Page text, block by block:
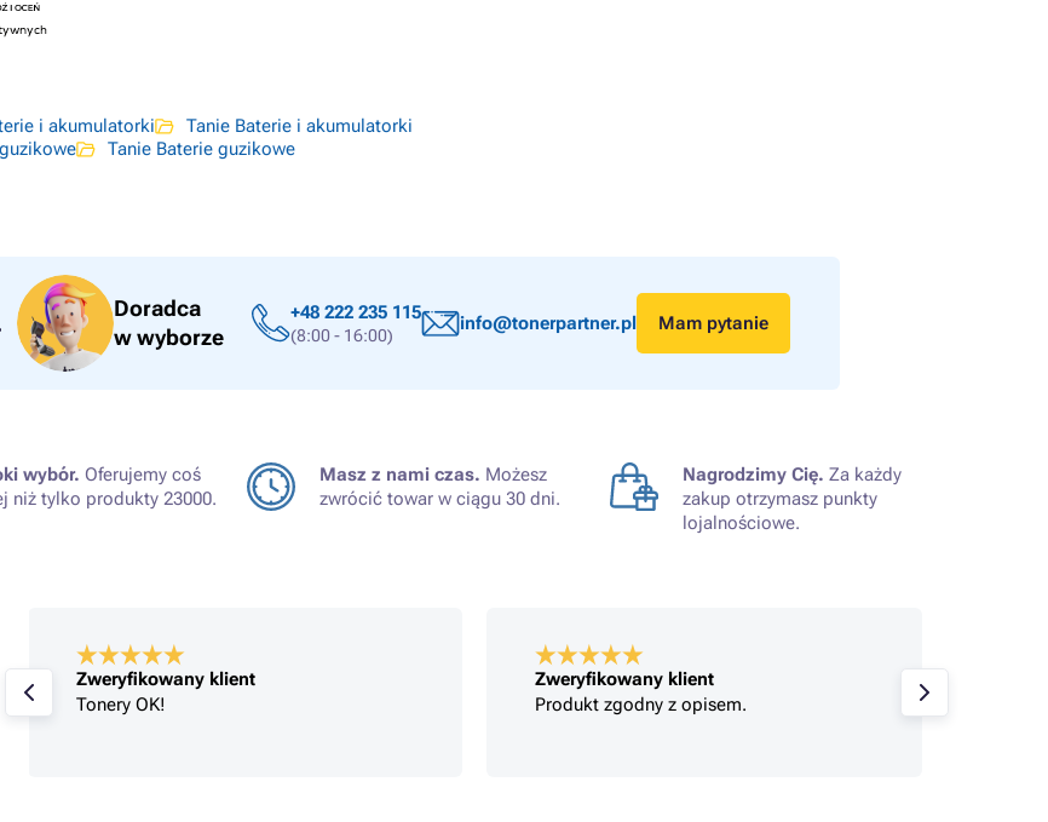
i akumulatorki
Tanie Baterie i akumulatorki
Tanie Baterie guzikowe
Doradca
w wyborze
+48 222 235 115
(8:00 - 16:00)
info@tonerpartner.pl Mam pytanie
wybór. Oferujemy coś
niż tylko produkty 23000.
Masz z nami czas. Możesz
zwrócić towar w ciągu 30 dni.
Nagrodzimy Cię. Za każdy
zakup otrzymasz punkty
lojalnościowe.
Zweryfikowany klient
Tonery OK!
Zweryfikowany klient
Produkt zgodny z opisem.